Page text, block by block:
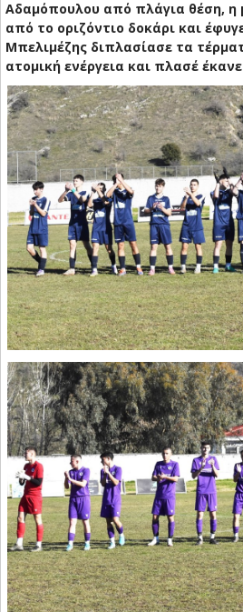
Αδαμόπουλου από πλάγια θέση,
από το οριζόντιο δοκάρι και
Μπελιμέζης διπλασίασε τα
ατομική ενέργεια και πλασέ